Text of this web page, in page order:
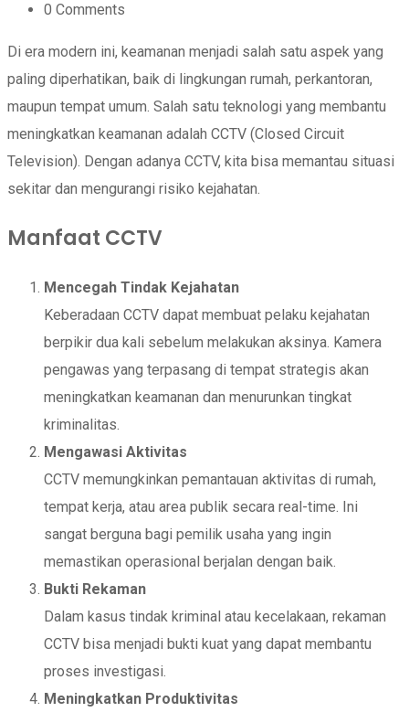
0 Comments
Di era modern ini, keamanan menjadi salah satu aspek yang
paling diperhatikan, baik di lingkungan rumah, perkantoran,
maupun tempat umum. Salah satu teknologi yang membantu
meningkatkan keamanan adalah CCTV (Closed Circuit
Television). Dengan adanya CCTV, kita bisa memantau situasi
sekitar dan mengurangi risiko kejahatan.
Manfaat CCTV
Mencegah Tindak Kejahatan
Keberadaan CCTV dapat membuat pelaku kejahatan
berpikir dua kali sebelum melakukan aksinya. Kamera
pengawas yang terpasang di tempat strategis akan
meningkatkan keamanan dan menurunkan tingkat
kriminalitas.
Mengawasi Aktivitas
CCTV memungkinkan pemantauan aktivitas di rumah,
tempat kerja, atau area publik secara real-time. Ini
sangat berguna bagi pemilik usaha yang ingin
memastikan operasional berjalan dengan baik.
Bukti Rekaman
Dalam kasus tindak kriminal atau kecelakaan, rekaman
CCTV bisa menjadi bukti kuat yang dapat membantu
proses investigasi.
Meningkatkan Produktivitas